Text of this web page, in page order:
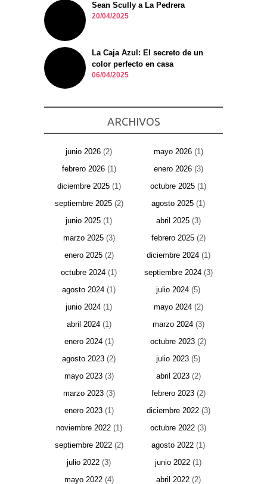
Sean Scully a La Pedrera
20/04/2025
La Caja Azul: El secreto de un
color perfecto en casa
06/04/2025
ARCHIVOS
junio 2026 (2) mayo 2026(1)
febrero 2026(1) enero 2026(3)
diciembre 2025(1) octubre 2025 (1)
septiembre 2025(2) agosto 2025 (1)
junio 2025 (1) abril 2025(3)
marzo 2025(3) febrero 2025(2)
enero 2025(2) diciembre 2024(1)
octubre 2024 (1) septiembre 2024(3)
agosto 2024 (1) julio 2024 (5)
junio 2024 (1) mayo 2024(2)
abril 2024(1) marzo 2024(3)
enero 2024(1) octubre 2023 (2)
agosto 2023 (2) julio 2023 (5)
mayo 2023(3) abril 2023(2)
marzo 2023(3) febrero 2023(2)
enero 2023(1) diciembre 2022(3)
noviembre 2022(1) octubre 2022 (3)
septiembre 2022(2) agosto 2022 (1)
julio 2022 (3) junio 2022 (1)
mayo 2022(4) abril 2022(2)